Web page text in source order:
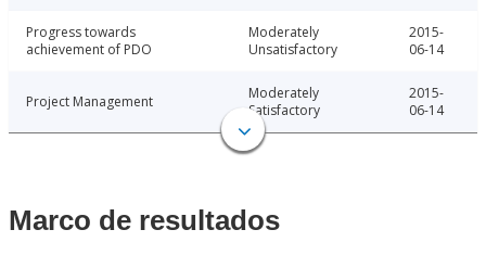
Progress towards
achievement of PDO
Moderately
Unsatisfactory
2015-
06-14
Project Management
Moderately
Satisfactory
2015-
06-14
Marco de resultados